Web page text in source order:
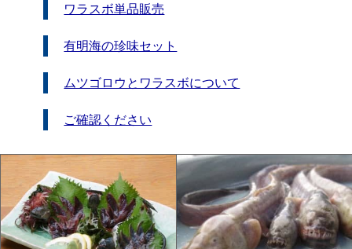
ワラスボ単品販売
有明海の珍味セット
ムツゴロウとワラスボについて
ご確認ください